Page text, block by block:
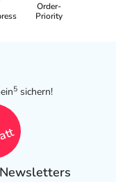
Order-
Priority
5 sichern!